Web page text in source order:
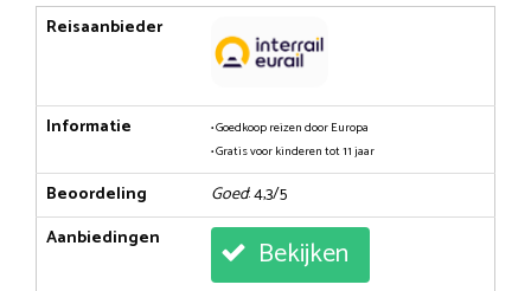
Reisaanbieder
Informatie
• Goedkoop reizen door Europa
• Gratis voor kinderen tot 11 jaar
Beoordeling Goed: 4,3/5
Aanbiedingen
Bekijken